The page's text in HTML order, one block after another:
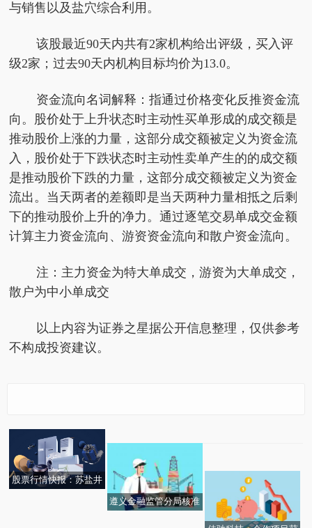
与销售以及盐穴综合利用。
该股最近90天内共有2家机构给出评级，买入评
级2家；过去90天内机构目标均价为13.0。
资金流向名词解释：指通过价格变化反推资金流
向。股价处于上升状态时主动性买单形成的成交额是
推动股价上涨的力量，这部分成交额被定义为资金流
入，股价处于下跌状态时主动性卖单产生的的成交额
是推动股价下跌的力量，这部分成交额被定义为资金
流出。当天两者的差额即是当天两种力量相抵之后剩
下的推动股价上升的净力。通过逐笔交易单成交金额
计算主力资金流向、游资资金流向和散户资金流向。
注：主力资金为特大单成交，游资为大单成交，
散户为中小单成交
以上内容为证券之星据公开信息整理，仅供参考
不构成投资建议。
股票行情快报：苏盐井
焦点速递
遵义金融监管分局核准
月28日耗资45.89万港元
回购270万股股份
证书